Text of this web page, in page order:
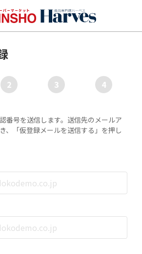
2 3 4
番号を送信します。送信先のメールア
、「仮登録メールを送信する」を押し